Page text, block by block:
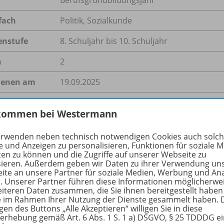
Politik, Sozialkunde
8. Schuljahr bis 10. Schuljahr
2
am
19.09.2025
4,6 MB
ist ein erfolgreicher Baustein für
bei Westermann
neben technisch notwendigen Cookies auch
und Anzeigen zu personalisieren, Funktionen für soziale
zu können und die Zugriffe auf unserer Webseite zu
Außerdem geben wir Daten zu ihrer Verwendung
an unsere Partner für soziale Medien, Werbung und
Unserer Partner führen diese Informationen
Daten zusammen, die Sie ihnen bereitgestellt
im Rahmen Ihrer Nutzung der Dienste gesammelt haben.
des Buttons „Alle Akzeptieren“ willigen Sie in diese
gemäß Art. 6 Abs. 1 S. 1 a) DSGVO, § 25 TDDDG